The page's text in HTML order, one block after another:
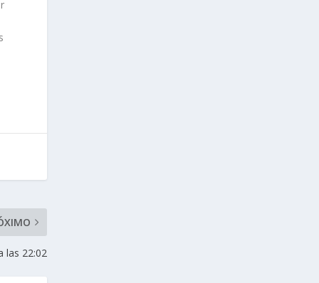
las 22:02